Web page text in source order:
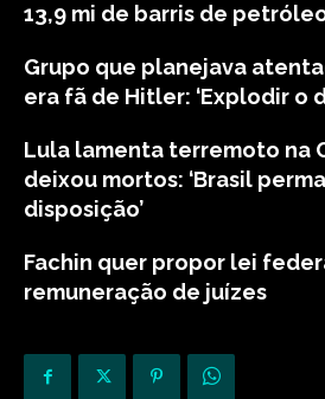
13,9 mi de barris de
Grupo que planejava
era fã de Hitler: ‘Explodir o
Lula lamenta terremoto na
deixou mortos: ‘Brasil
disposição’
Fachin quer propor lei
remuneração de juízes